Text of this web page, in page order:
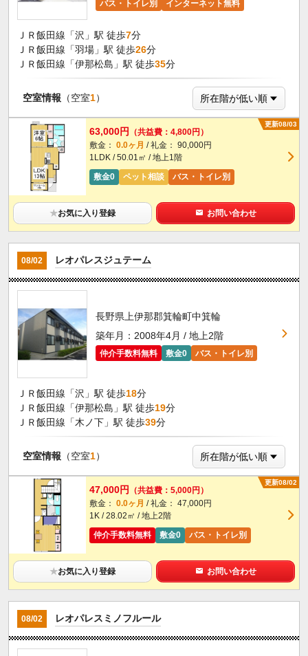
バス・トイレ別 インターネット無料
ＪＲ飯田線「沢」駅 徒歩7分
ＪＲ飯田線「羽場」駅 徒歩26分
ＪＲ飯田線「伊那松島」駅 徒歩35分
空室情報 （空室1）
更新08/03
63,000円
（共益費：4,800円）
敷金： 0.0ヶ月 / 礼金： 90,000円
1LDK / 50.01㎡ / 地上1階
敷金0
ペット相談 バス・トイレ別
★お気に入り登録 お問い合わせ
08/02 レオパレスジュテーム
長野県上伊那郡箕輪町中箕輪
築年月：2008年4月 / 地上2階
仲介手数料無料 敷金0 バス・トイレ別
ＪＲ飯田線「沢」駅 徒歩18分
ＪＲ飯田線「伊那松島」駅 徒歩19分
ＪＲ飯田線「木ノ下」駅 徒歩39分
空室情報 （空室1）
更新08/02
47,000円
（共益費：5,000円）
敷金： 0.0ヶ月 / 礼金： 47,000円
1K / 28.02㎡ / 地上2階
仲介手数料無料
敷金0 バス・トイレ別
★お気に入り登録 お問い合わせ
08/02 レオパレスミノフルール